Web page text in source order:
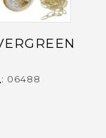
06488